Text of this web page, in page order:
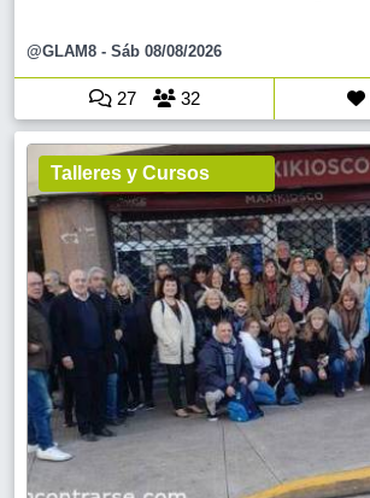
@GLAM8 - Sáb 08/08/2026
27 32
Talleres y Cursos